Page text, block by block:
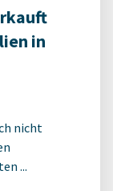
in
nicht
...